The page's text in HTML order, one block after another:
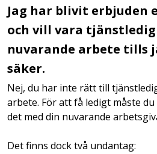
Jag har blivit erbjuden
och vill vara
nuvarande arbete tills
säker.
Nej, du har inte rätt till
arbete. För att få ledigt måste
det med din nuvarande
Det finns dock två undantag: